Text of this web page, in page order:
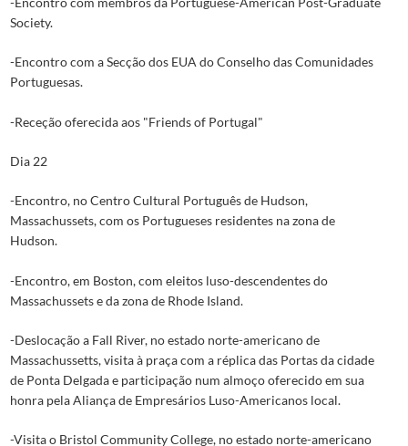
Society.
-Encontro com a Secção dos EUA do Conselho das Comunidades
Portuguesas.
-Receção oferecida aos "Friends of Portugal"
Dia 22
-Encontro, no Centro Cultural Português de Hudson,
Massachussets, com os Portugueses residentes na zona de
Hudson.
-Encontro, em Boston, com eleitos luso-descendentes do
Massachussets e da zona de Rhode Island.
-Deslocação a Fall River, no estado norte-americano de
Massachussetts, visita à praça com a réplica das Portas da cidade
de Ponta Delgada e participação num almoço oferecido em sua
honra pela Aliança de Empresários Luso-Americanos local.
-Visita o Bristol Community College, no estado norte-americano